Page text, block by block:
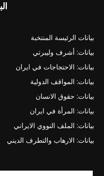
بيانات الرئيسة المنتخبة
بيانات: أشرف وليبرتي
بيانات: الاحتجاجات في ايران
بيانات: المواقف الدولية
بيانات: حقوق الانسان
بيانات: المرأة في ايران
بيانات: الملف النووي الايراني
بيانات: الارهاب والتطرف الديني